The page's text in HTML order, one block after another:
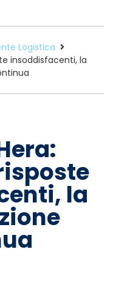
Logistica
insoddisfacenti, la
la